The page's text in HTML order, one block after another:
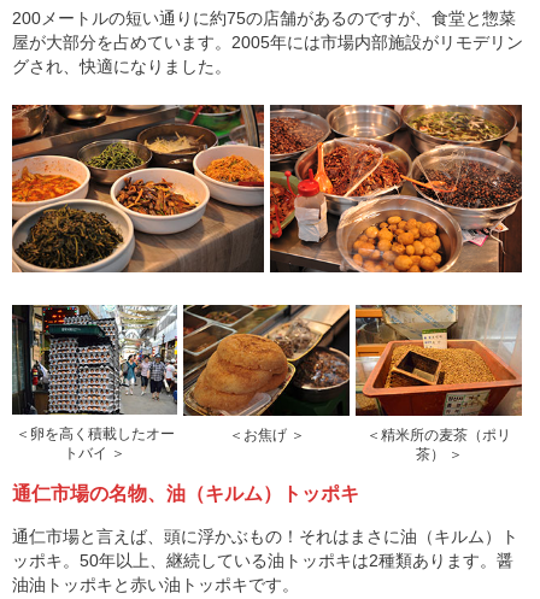
200メートルの短い通りに約75の店舗があるのですが、食堂と惣菜
屋が大部分を占めています。2005年には市場内部施設がリモデリン
グされ、快適になりました。
＜卵を高く積載したオー
トバイ ＞
＜お焦げ ＞
＜精米所の麦茶（ポリ
茶） ＞
通仁市場の名物、油（キルム）トッポキ
通仁市場と言えば、頭に浮かぶもの！それはまさに油（キルム）ト
ッポキ。50年以上、継続している油トッポキは2種類あります。醤
油油トッポキと赤い油トッポキです。